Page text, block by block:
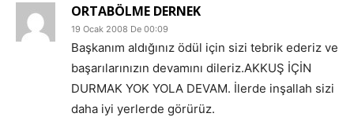
ORTABÖLME DERNEK
19 Ocak 2008 De 00:09
Başkanım aldığınız ödül için sizi tebrik ederiz ve
başarılarınızın devamını dileriz.AKKUŞ İÇİN
DURMAK YOK YOLA DEVAM. İlerde inşallah sizi
daha iyi yerlerde görürüz.